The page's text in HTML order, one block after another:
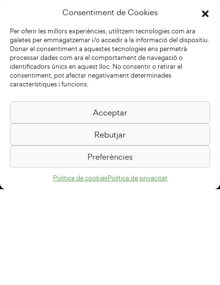
Consentiment de Cookies
Per oferir les millors experiències, utilitzem tecnologies com ara
galetes per emmagatzemar i/o accedir a la informació del dispositiu.
Donar el consentiment a aquestes tecnologies ens permetrà
processar dades com ara el comportament de navegació o
identificadors únics en aquest lloc. No consentir o retirar el
consentiment, pot afectar negativament determinades
característiques i funcions.
Acceptar
Rebutjar
Preferències
Política de cookiesPolítica de privacitat
Biblioteca Pilarin Bayés
Passeig de la Generalitat, 1
08500 Vic